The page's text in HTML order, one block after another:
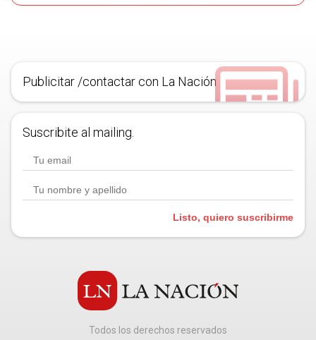
Publicitar /contactar con La Nación
Suscribite al mailing.
Listo, quiero suscribirme
Todos los derechos reservados